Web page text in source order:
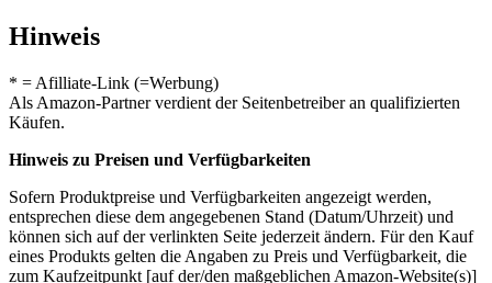
Hinweis
* = Afilliate-Link (=Werbung)
Als Amazon-Partner verdient der Seitenbetreiber an qualifizierten
Käufen.
Hinweis zu Preisen und Verfügbarkeiten
Sofern Produktpreise und Verfügbarkeiten angezeigt werden,
entsprechen diese dem angegebenen Stand (Datum/Uhrzeit) und
können sich auf der verlinkten Seite jederzeit ändern. Für den Kauf
eines Produkts gelten die Angaben zu Preis und Verfügbarkeit, die
zum Kaufzeitpunkt [auf der/den maßgeblichen Amazon-Website(s)]